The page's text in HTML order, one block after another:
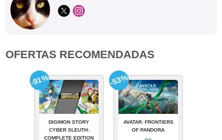
OFERTAS RECOMENDADAS
DIGIMON STORY
CYBER SLEUTH:
COMPLETE EDITION
-91%
AVATAR: FRONTIERS
OF PANDORA
-53%